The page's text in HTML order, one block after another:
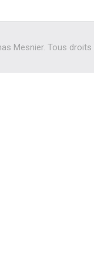
Mesnier. Tous